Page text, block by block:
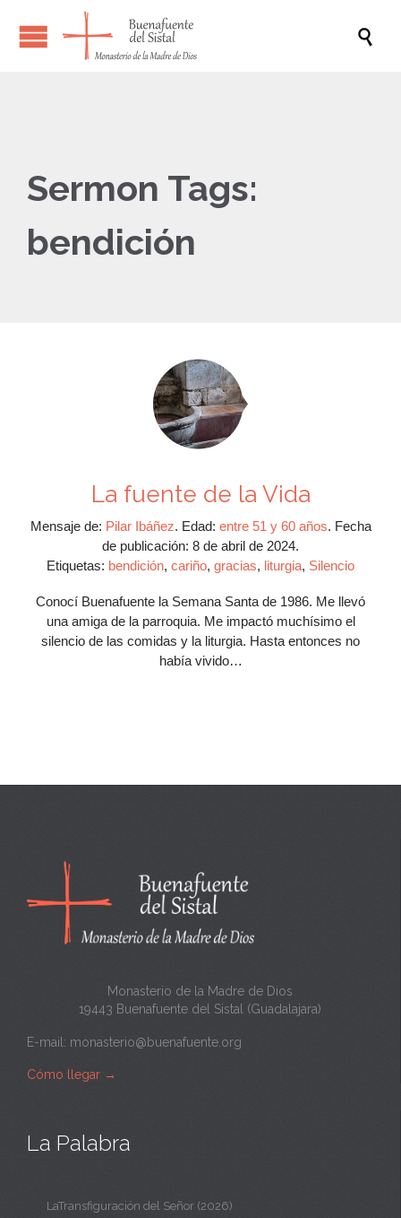

Sermon Tags:
bendición
La fuente de la Vida
Mensaje de: Pilar Ibáñez. Edad: entre 51 y 60 años. Fecha
de publicación: 8 de abril de 2024.
Etiquetas: bendición, cariño, gracias, liturgia, Silencio
Conocí Buenafuente la Semana Santa de 1986. Me llevó
una amiga de la parroquia. Me impactó muchísimo el
silencio de las comidas y la liturgia. Hasta entonces no
había vivido…
Monasterio de la Madre de Dios
19443 Buenafuente del Sistal (Guadalajara)
E-mail: monasterio@buenafuente.org
Cómo llegar →
La Palabra
LaTransfiguración del Señor (2026)